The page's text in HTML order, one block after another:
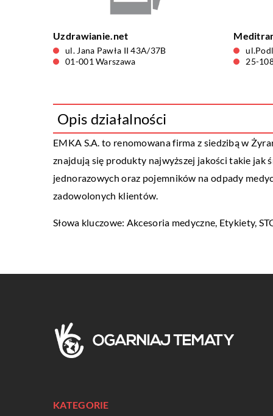
Uzdrawianie.net
ul. Jana Pawła II 43A/37B
01-001 Warszawa
25-
Opis działalności
EMKA S.A. to renomowana firma z siedzibą w
znajdują się produkty najwyższej jakości takie
jednorazowych oraz pojemników na odpady
zadowolonych klientów.
Słowa kluczowe: Akcesoria medyczne, Etykiety,
KATEGORIE